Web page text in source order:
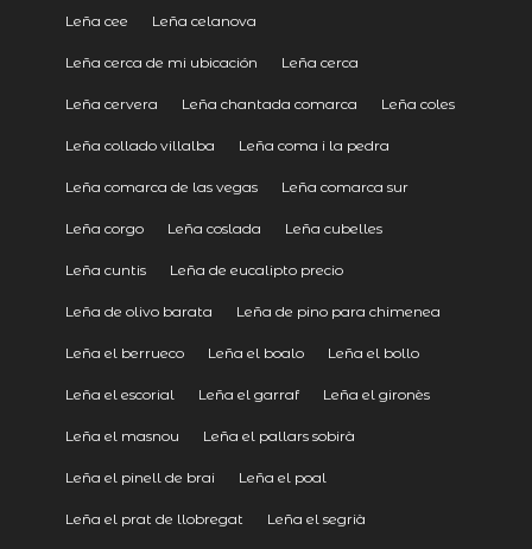
Leña cee Leña celanova
Leña cerca de mi ubicación Leña cerca
Leña cervera Leña chantada comarca Leña coles
Leña collado villalba Leña coma i la pedra
Leña comarca de las vegas Leña comarca sur
Leña corgo Leña coslada Leña cubelles
Leña cuntis Leña de eucalipto precio
Leña de olivo barata Leña de pino para chimenea
Leña el berrueco Leña el boalo Leña el bollo
Leña el escorial Leña el garraf Leña el gironès
Leña el masnou Leña el pallars sobirà
Leña el pinell de brai Leña el poal
Leña el prat de llobregat Leña el segrià